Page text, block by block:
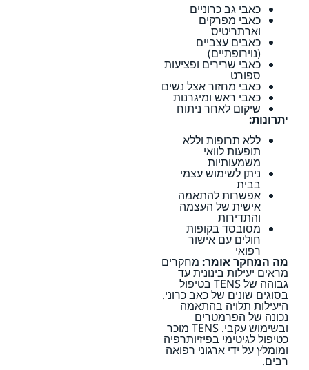
כאבי גב כרוניים
כאבי מפרקים
וארתריטיס
כאבים עצביים
(נוירופתיים)
כאבי שרירים ופציעות
ספורט
כאבי מחזור אצל נשים
כאבי ראש ומיגרנות
שיקום לאחר ניתוח
יתרונות:
ללא תרופות וללא
תופעות לוואי
משמעותיות
ניתן לשימוש עצמי
בבית
אפשרות להתאמה
אישית של העצמה
והתדירות
מסובסד בקופות
חולים עם אישור
רפואי
מה המחקר אומר: מחקרים
מראים יעילות בינונית עד
גבוהה של TENS בטיפול
בסוגים שונים של כאב כרוני.
היעילות תלויה בהתאמה
נכונה של הפרמטרים
ובשימוש עקבי. TENS מוכר
כטיפול לגיטימי בפיזיותרפיה
ומומלץ על ידי ארגוני רפואה
רבים.